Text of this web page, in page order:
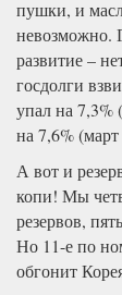
пушки, и
невозможно.
развитие –
госдолги
упал на 7,3%
на 7,6%
А вот и
копи! Мы
резервов,
Но 11-е по
обгонит